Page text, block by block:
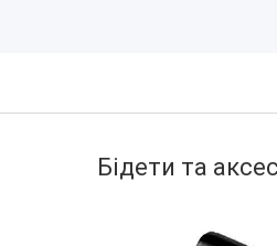
Бідети та